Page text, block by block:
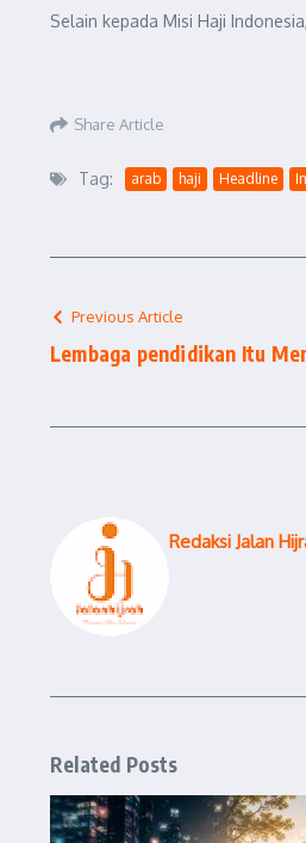
Selain kepada Misi Haji
Share Article
Tag: arab haji Headline
Previous Article
Lembaga pendidikan Itu
Redaksi Jalan
Related Posts